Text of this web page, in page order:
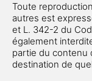
Toute
autres est
et L. 342-2 du
également
partie du contenu
destination de